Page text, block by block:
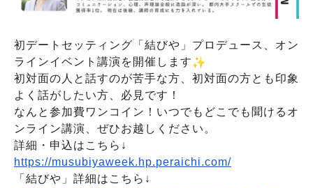
初デートセッティング「結びや」プロデュース、オン
ラインイベント講演を開催します
初対面の人と話すのが苦手な方、初対面の方とも印象
よく話がしたい方、必見です！
なんと参加費ワンコイン！いつでもどこでも聞けるオ
ンライン講演、ぜひお越しください。
詳細・申込はこちら↓
https://musubiyaweek.hp.peraichi.com/
「結びや」詳細はこちら↓